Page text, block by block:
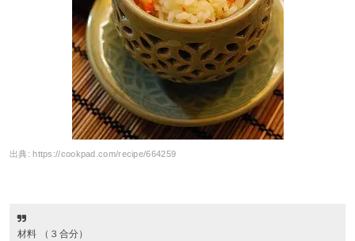
出典: https://cookpad.com/recipe/664259
材料 （３合分）